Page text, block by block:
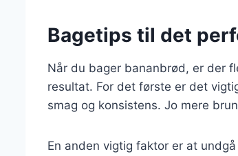
Bagetips til det
Når du bager bananbrød, er der
resultat. For det første er det
smag og konsistens. Jo mere
En anden vigtig faktor er at